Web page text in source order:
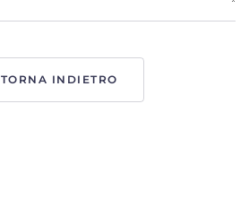
TORNA INDIETRO